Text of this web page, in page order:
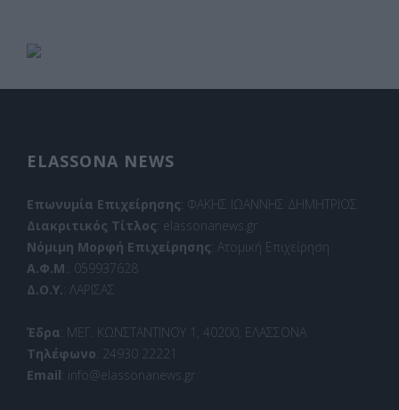
ELASSONA NEWS
Επωνυμία Επιχείρησης: ΦΑΚΗΣ ΙΩΑΝΝΗΣ ΔΗΜΗΤΡΙΟΣ
Διακριτικός Τίτλος: elassonanews.gr
Νόμιμη Μορφή Επιχείρησης: Ατομική Επιχείρηση
Α.Φ.Μ.: 059937628
Δ.Ο.Υ.: ΛΑΡΙΣΑΣ
Έδρα: ΜΕΓ. ΚΩΝΣΤΑΝΤΙΝΟΥ 1, 40200, ΕΛΑΣΣΟΝΑ
Τηλέφωνο: 24930 22221
Email: info@elassonanews.gr